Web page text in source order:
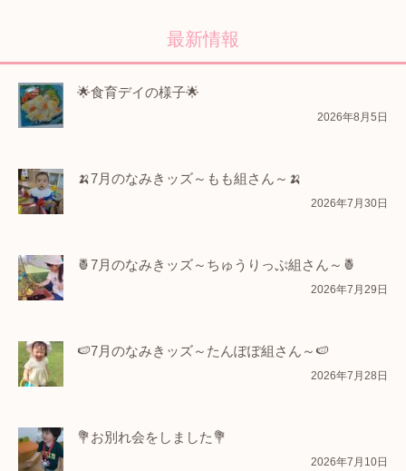
最新情報
🌟食育デイの様子🌟
2026年8月5日
🍌7月のなみきッズ～もも組さん～🍌
2026年7月30日
🍍7月のなみきッズ～ちゅうりっぷ組さん～🍍
2026年7月29日
🍉7月のなみきッズ～たんぽぽ組さん～🍉
2026年7月28日
💐お別れ会をしました💐
2026年7月10日